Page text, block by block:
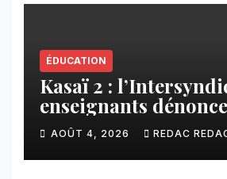
ÉDUCATION
Kasaï 2 :
enseignants
contribution
imposée aux écoles
CNCA
AOÛT 4, 2026 REDAC